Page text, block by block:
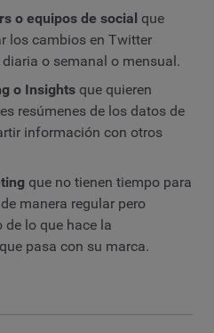
o equipos de social que
los cambios en Twitter
o semanal o mensual.
o Insightsque quieren
resúmenes de los datos de
información con otros
que no tienen tiempo para
manera regular pero
de lo que hace la
pasa con su marca.